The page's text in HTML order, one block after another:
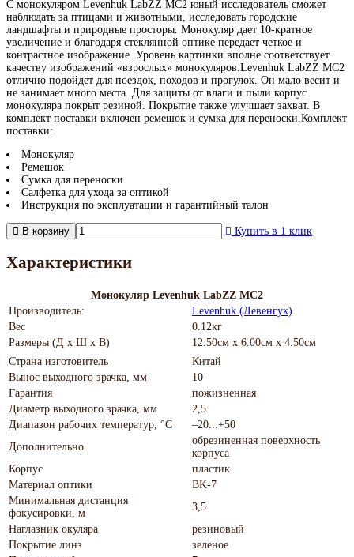
С монокуляром Levenhuk LabZZ MC2 юный исследователь сможет
наблюдать за птицами и животными, исследовать городские
ландшафты и природные просторы. Монокуляр дает 10-кратное
увеличение и благодаря стеклянной оптике передает четкое и
контрастное изображение. Уровень картинки вполне соответствует
качеству изображений «взрослых» монокуляров.Levenhuk LabZZ MC2
отлично подойдет для поездок, походов и прогулок. Он мало весит и
не занимает много места. Для защиты от влаги и пыли корпус
монокуляра покрыт резиной. Покрытие также улучшает захват. В
комплект поставки включен ремешок и сумка для переноски.Комплект
поставки:
Монокуляр
Ремешок
Сумка для переноски
Салфетка для ухода за оптикой
Инструкция по эксплуатации и гарантийный талон
В корзину Купить в 1 клик
Характеристики
Монокуляр Levenhuk LabZZ MC2
Производитель:
Levenhuk (Левенгук)
Вес
0.12кг
Размеры (Д х Ш х В)
12.50см x 6.00см x 4.50см
Страна изготовитель
Китай
Вынос выходного зрачка, мм
10
Гарантия
пожизненная
Диаметр выходного зрачка, мм
2,5
Диапазон рабочих температур, °С
–20...+50
Дополнительно
обрезиненная поверхность
корпуса
Корпус
пластик
Материал оптики
BK-7
Минимальная дистанция
фокусировки, м
3,5
Наглазник окуляра
резиновый
Покрытие линз
зеленое